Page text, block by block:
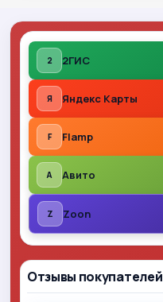
Отзывы покупателей
2 2ГИС
Я Яндекс Карты
F Flamp
A Авито
Z Zoon